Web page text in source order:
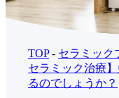
TOP- セラミック
セラミック治療
るのでしょうか？